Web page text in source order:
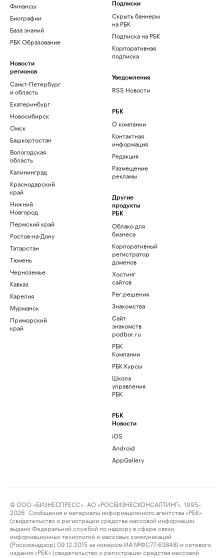
Финансы
Биографии
База знаний
РБК Образование
Новости
регионов
Санкт-Петербург
и область
Екатеринбург
Новосибирск
Омск
Башкортостан
Вологодская
область
Калининград
Краснодарский
край
Нижний
Новгород
Пермский край
Ростов-на-Дону
Татарстан
Тюмень
Черноземье
Кавказ
Карелия
Мурманск
Приморский
край
Подписки
Скрыть баннеры
на РБК
Подписка на РБК
Корпоративная
подписка
Уведомления
RSS Новости
РБК
О компании
Контактная
информация
Редакция
Размещение
рекламы
Другие
продукты
РБК
Облако для
бизнеса
Корпоративный
регистратор
доменов
Хостинг
сайтов
Рег.решения
Знакомства
Сайт
знакомств
podbor.ru
РБК
Компании
РБК Курсы
Школа
управления
РБК
РБК
Новости
iOS
Android
AppGallery
© ООО «БИЗНЕСПРЕСС», АО «РОСБИЗНЕСКОНСАЛТИНГ», 1995–
2026. Сообщения и материалы информационного агентства «РБК»
(свидетельство о регистрации средства массовой информации
выдано Федеральной службой по надзору в сфере связи,
информационных технологий и массовых коммуникаций
(Роскомнадзор) 09.12.2015 за номером ИА №ФС77-63848) и сетевого
издания «РБК» (свидетельство о регистрации средства массовой